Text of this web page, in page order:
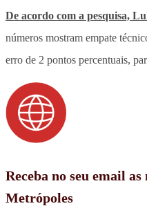
De acordo com a pesquisa,
números mostram empate
erro de 2 pontos percentuais,
Receba no seu email
Metrópoles